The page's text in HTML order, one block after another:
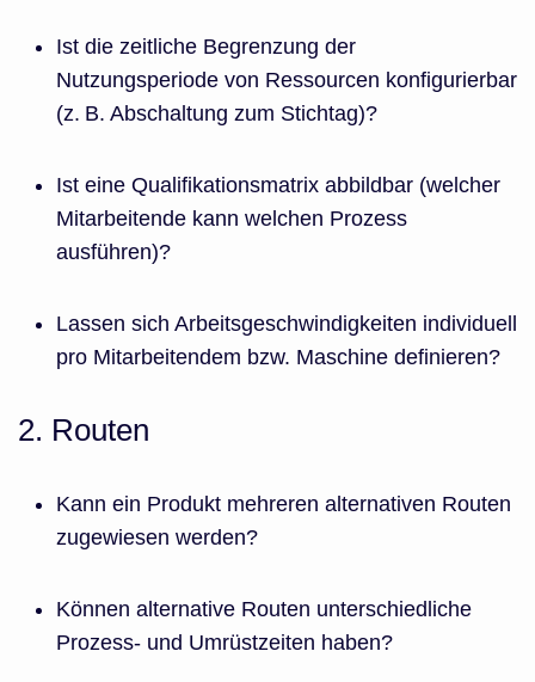
Ist die zeitliche Begrenzung der
Nutzungsperiode von Ressourcen konfigurierbar
(z. B. Abschaltung zum Stichtag)?
Ist eine Qualifikationsmatrix abbildbar (welcher
Mitarbeitende kann welchen Prozess
ausführen)?
Lassen sich Arbeitsgeschwindigkeiten individuell
pro Mitarbeitendem bzw. Maschine definieren?
2. Routen
Kann ein Produkt mehreren alternativen Routen
zugewiesen werden?
Können alternative Routen unterschiedliche
Prozess- und Umrüstzeiten haben?